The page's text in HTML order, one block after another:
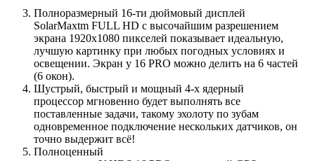
Полноразмерный 16-ти дюймовый дисплей
SolarMaxtm FULL HD с высочайшим разрешением
экрана 1920х1080 пикселей показывает идеальную,
лучшую картинку при любых погодных условиях и
освещении. Экран у 16 PRO можно делить на 6 частей
(6 окон).
Шустрый, быстрый и мощный 4-х ядерный
процессор мгновенно будет выполнять все
поставленные задачи, такому эхолоту по зубам
одновременное подключение нескольких датчиков, он
точно выдержит всё!
Полноценный